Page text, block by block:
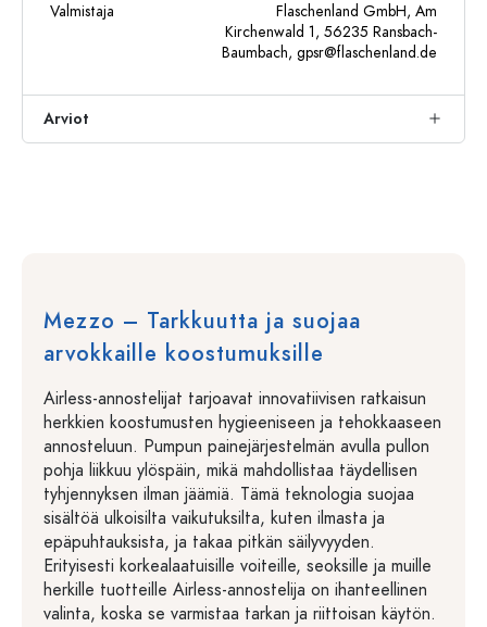
Valmistaja
Flaschenland GmbH, Am
Kirchenwald 1, 56235 Ransbach-
Baumbach, gpsr@flaschenland.de
Arviot
Mezzo – Tarkkuutta ja suojaa
arvokkaille koostumuksille
Airless-annostelijat tarjoavat innovatiivisen ratkaisun
herkkien koostumusten hygieeniseen ja tehokkaaseen
annosteluun. Pumpun painejärjestelmän avulla pullon
pohja liikkuu ylöspäin, mikä mahdollistaa täydellisen
tyhjennyksen ilman jäämiä. Tämä teknologia suojaa
sisältöä ulkoisilta vaikutuksilta, kuten ilmasta ja
epäpuhtauksista, ja takaa pitkän säilyvyyden.
Erityisesti korkealaatuisille voiteille, seoksille ja muille
herkille tuotteille Airless-annostelija on ihanteellinen
valinta, koska se varmistaa tarkan ja riittoisan käytön.